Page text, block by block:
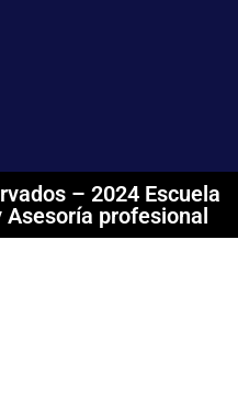
– 2024 Escuela
Asesoría profesional